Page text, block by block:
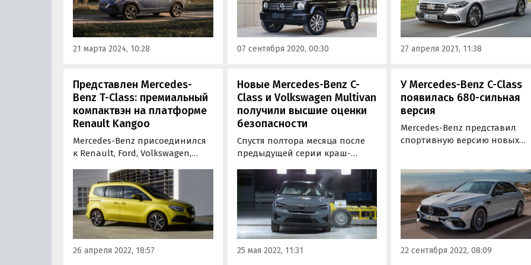
21 марта 2024, 10:28 07 сентября 2020, 00:30
комплектациях по цене
15 230 000 и 16 790 000 рублей
соответственно.
27 апреля 2021, 11:38
Представлен Mercedes-
Benz T-Class: премиальный
компактвэн на платформе
Renault Kangoo
Mercedes-Benz присоединился
к Renault, Ford, Volkswagen,
легких коммерческих
автомобилей со своей новой
моделью премиум-класса. Это
Mercedes-Benz T-Class,
премьера которого состоялась
сегодня, 26 апреля.
26 апреля 2022, 18:57
Новые Mercedes-Benz C-
Class и Volkswagen Multivan
получили высшие оценки
безопасности
Спустя полтора месяца после
предыдущей серии краш-
новую. Теперь на соответствие
европейским стандартам
безопасности проверялись уже
не три, а сразу шесть моделей:
хэтчбеки Opel Astra и Peugeot
308, минивэн Volkswagen…
25 мая 2022, 11:31
У Mercedes-Benz C-Class
появилась 680-сильная
версия
Mercedes-Benz представил
спортивную версию новых
переходом в третье по счету
поколение компания из
Штутгарта оказалась от 2,0-
литровой бензиновой
«турбочетверки», заменив ее
на гибридную установку…
22 сентября 2022, 08:09